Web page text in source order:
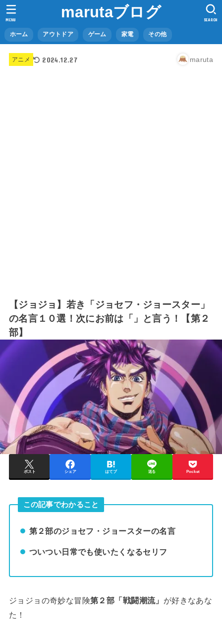
marutaブログ
ホーム アウトドア ゲーム 家電 その他
SEARCH
MENU
アニメ 2024.12.27 maruta
【ジョジョ】若き「ジョセフ・ジョースター」
の名言１０選！次にお前は「」と言う！【第２
部】
ポスト シェア はてブ 送る Pocket
この記事でわかること
第２部のジョセフ・ジョースターの名言
ついつい日常でも使いたくなるセリフ
ジョジョの奇妙な冒険第２部「戦闘潮流」 が好きなあな
た！